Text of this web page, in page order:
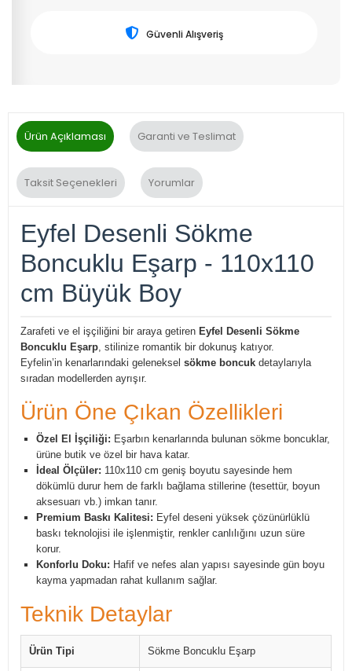
Güvenli Alışveriş
Ürün Açıklaması Garanti ve Teslimat
Taksit Seçenekleri Yorumlar
Eyfel Desenli Sökme
Boncuklu Eşarp - 110x110
cm Büyük Boy
Zarafeti ve el işçiliğini bir araya getiren Eyfel Desenli Sökme
Boncuklu Eşarp, stilinize romantik bir dokunuş katıyor.
Eyfelin’in kenarlarındaki geleneksel sökme boncuk detaylarıyla
sıradan modellerden ayrışır.
Ürün Öne Çıkan Özellikleri
Özel El İşçiliği: Eşarbın kenarlarında bulunan sökme boncuklar,
ürüne butik ve özel bir hava katar.
İdeal Ölçüler: 110x110 cm geniş boyutu sayesinde hem
dökümlü durur hem de farklı bağlama stillerine (tesettür, boyun
aksesuarı vb.) imkan tanır.
Premium Baskı Kalitesi: Eyfel deseni yüksek çözünürlüklü
baskı teknolojisi ile işlenmiştir, renkler canlılığını uzun süre
korur.
Konforlu Doku: Hafif ve nefes alan yapısı sayesinde gün boyu
kayma yapmadan rahat kullanım sağlar.
Teknik Detaylar
Ürün Tipi Sökme Boncuklu Eşarp